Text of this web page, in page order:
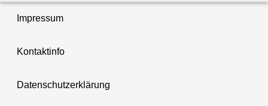
Impressum
Kontaktinfo
Datenschutzerklärung